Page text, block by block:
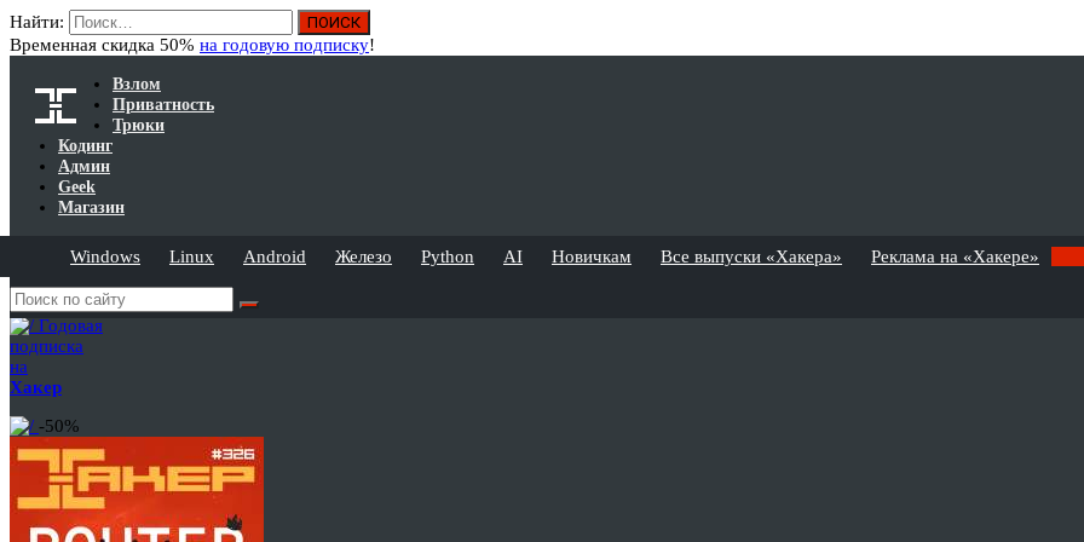
Найти:
Временная скидка 50% на годовую подписку!
Взлом
Приватность
Трюки
Кодинг
Админ
Geek
Магазин
Windows Linux Android Железо Python AI Новичкам Все выпуски «Хакера» Реклама на «Хакере»
Годовая
подписка
на
Хакер
-50%